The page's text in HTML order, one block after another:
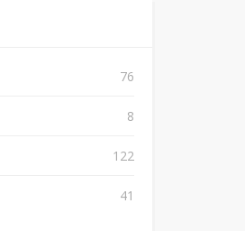
76
8
122
41